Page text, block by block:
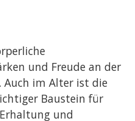
und Freude an der
Auch im Alter ist die
Baustein für
und